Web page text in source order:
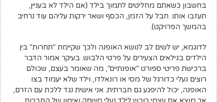
בחשבון כשאתם מחליטים לתמוך בילד (אם הילד לא בעניין,
תעזבו אותו. חבל על הזמן, הכסף ושאר ירקות עליהם עוד נרחיב
בהמשך הפרויקט).
לדוגמא, יש לשים לב לנושא האופנה ולכך שקיימת "תחרות" בין
הילדים בגילאים הצעירים על פרטי הלבוש. בעיקר אמור הדבר
ברכישת פריטי ספורט "אופנתיים", מה שאומר בעצם, שכולם
רוצים נעלי כדורגל של מסי או רונאלדו, וילד שלא יעמוד בצו
האופנה, יכול להיפגע גם חברתית. אני אישית נגד ללכת עם הזרם,